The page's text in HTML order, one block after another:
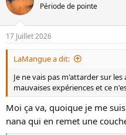
Période de pointe
17 Juillet 2026
LaMangue a dit:
Je ne vais pas m'attarder sur
mauvaises expériences et ce
Moi ça va, quoique je me
nana qui en remet une